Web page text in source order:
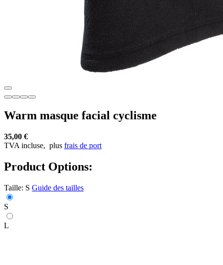
Warm masque facial cyclisme
35,00 €
TVA incluse, plus frais de port
Product Options:
Taille: S Guide des tailles
S
L